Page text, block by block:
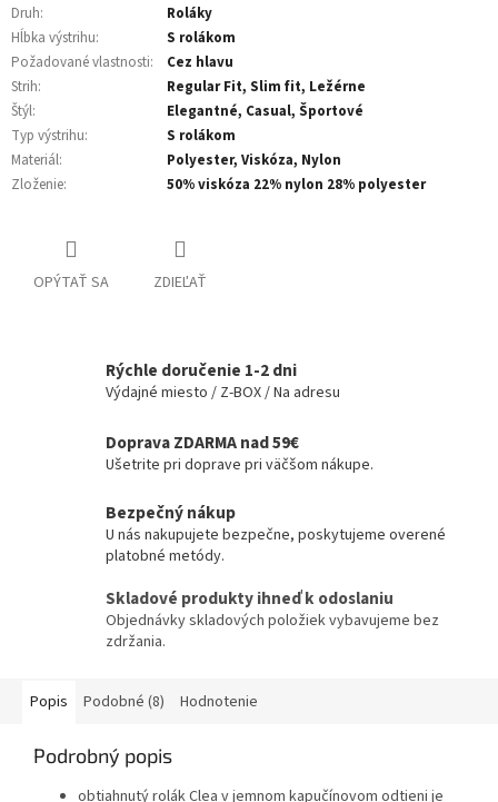
Druh:
Roláky
Hĺbka výstrihu:
S rolákom
Požadované vlastnosti:
Cez hlavu
Strih:
Regular Fit, Slim fit, Ležérne
Štýl:
Elegantné, Casual, Športové
Typ výstrihu:
S rolákom
Materiál:
Polyester, Viskóza, Nylon
Zloženie: 50% viskóza 22% nylon 28% polyester
OPÝTAŤ SA ZDIEĽAŤ
Rýchle doručenie 1-2 dni
Výdajné miesto / Z-BOX / Na adresu
Doprava ZDARMA nad 59€
Ušetrite pri doprave pri väčšom nákupe.
Bezpečný nákup
U nás nakupujete bezpečne, poskytujeme overené
platobné metódy.
Skladové produkty ihneď k odoslaniu
Objednávky skladových položiek vybavujeme bez
zdržania.
Popis Podobné (8) Hodnotenie
Podrobný popis
obtiahnutý rolák Clea v jemnom kapučínovom odtieni je